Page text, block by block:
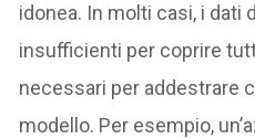
idonea. In molti casi, i dati
insufficienti per coprire
necessari per addestrare
modello. Per esempio,